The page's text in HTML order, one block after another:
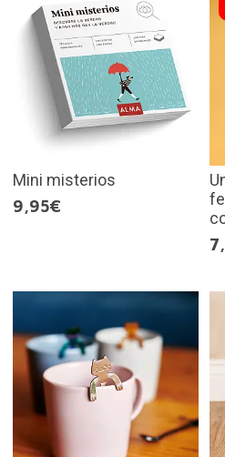
Mini misterios
9,95€